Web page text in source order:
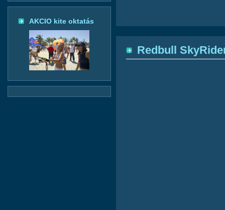
AKCIO kite oktatás
Redbull